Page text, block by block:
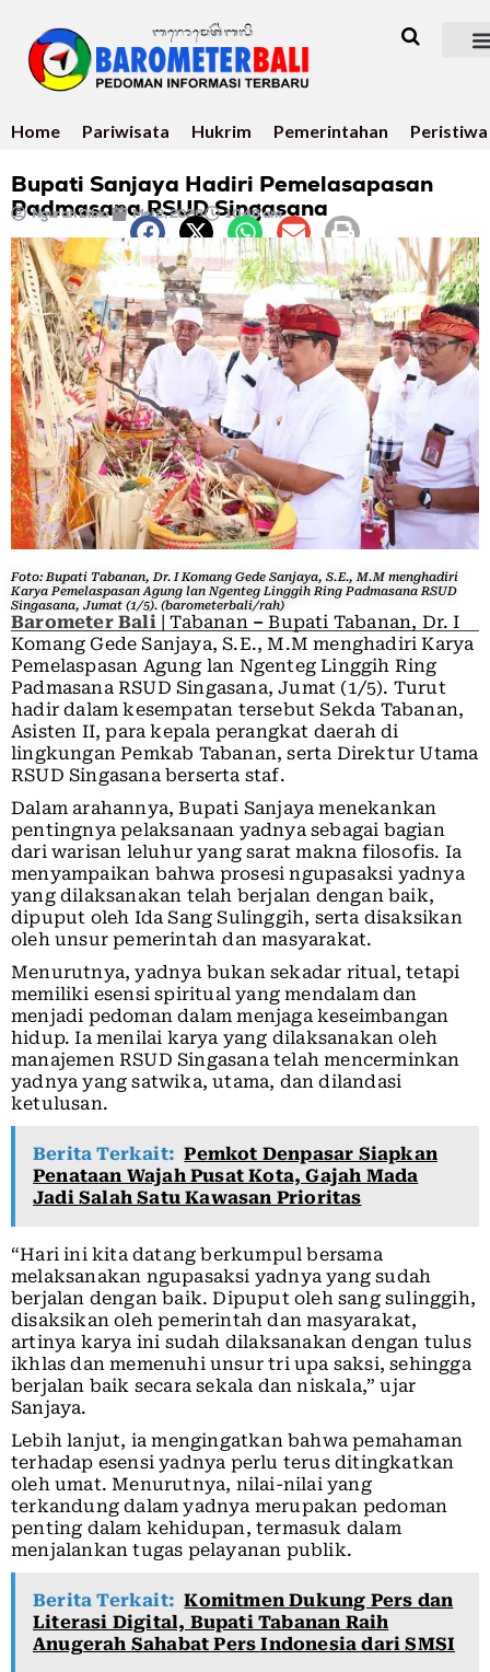
Home Pariwisata Hukrim Pemerintahan Peristiwa
Bupati Sanjaya Hadiri Pemelasapasan
Padmasana RSUD Singasana
Ngurah Dibia Mei 2, 2026 10:46 am
Foto: Bupati Tabanan, Dr. I Komang Gede Sanjaya, S.E., M.M menghadiri
Karya Pemelaspasan Agung lan Ngenteg Linggih Ring Padmasana RSUD
Singasana, Jumat (1/5). (barometerbali/rah)
Barometer Bali | Tabanan– Bupati Tabanan, Dr. I
Komang Gede Sanjaya, S.E., M.M menghadiri Karya
Pemelaspasan Agung lan Ngenteg Linggih Ring
Padmasana RSUD Singasana, Jumat (1/5). Turut
hadir dalam kesempatan tersebut Sekda Tabanan,
Asisten II, para kepala perangkat daerah di
lingkungan Pemkab Tabanan, serta Direktur Utama
RSUD Singasana berserta staf.
Dalam arahannya, Bupati Sanjaya menekankan
pentingnya pelaksanaan yadnya sebagai bagian
dari warisan leluhur yang sarat makna filosofis. Ia
menyampaikan bahwa prosesi ngupasaksi yadnya
yang dilaksanakan telah berjalan dengan baik,
dipuput oleh Ida Sang Sulinggih, serta disaksikan
oleh unsur pemerintah dan masyarakat.
Menurutnya, yadnya bukan sekadar ritual, tetapi
memiliki esensi spiritual yang mendalam dan
menjadi pedoman dalam menjaga keseimbangan
hidup. Ia menilai karya yang dilaksanakan oleh
manajemen RSUD Singasana telah mencerminkan
yadnya yang satwika, utama, dan dilandasi
ketulusan.
Berita Terkait: Pemkot Denpasar Siapkan
Penataan Wajah Pusat Kota, Gajah Mada
Jadi Salah Satu Kawasan Prioritas
“Hari ini kita datang berkumpul bersama
melaksanakan ngupasaksi yadnya yang sudah
berjalan dengan baik. Dipuput oleh sang sulinggih,
disaksikan oleh pemerintah dan masyarakat,
artinya karya ini sudah dilaksanakan dengan tulus
ikhlas dan memenuhi unsur tri upa saksi, sehingga
berjalan baik secara sekala dan niskala,” ujar
Sanjaya.
Lebih lanjut, ia mengingatkan bahwa pemahaman
terhadap esensi yadnya perlu terus ditingkatkan
oleh umat. Menurutnya, nilai-nilai yang
terkandung dalam yadnya merupakan pedoman
penting dalam kehidupan, termasuk dalam
menjalankan tugas pelayanan publik.
Berita Terkait: Komitmen Dukung Pers dan
Literasi Digital, Bupati Tabanan Raih
Anugerah Sahabat Pers Indonesia dari SMSI